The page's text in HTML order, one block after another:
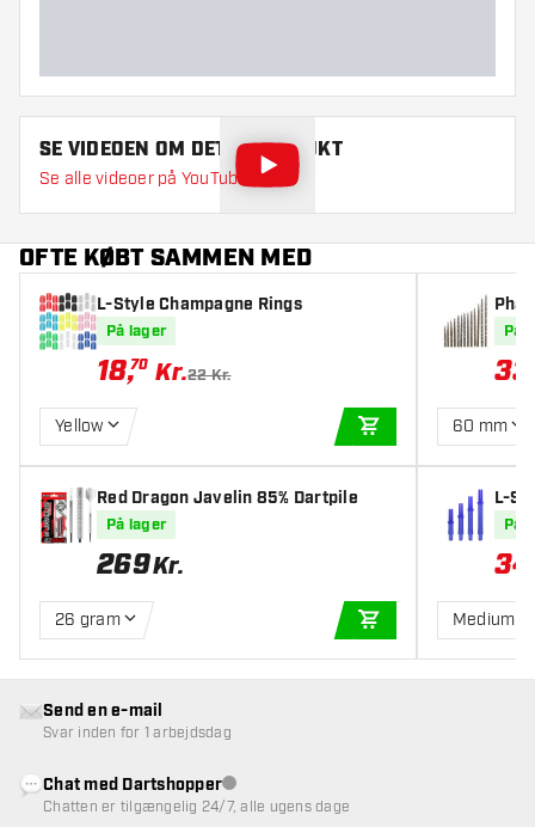
SE VIDEOEN OM DETTE PRODUKT
Se alle videoer på YouTube
OFTE KØBT SAMMEN MED
L-Style Champagne Rings
På lager
18,70 Kr.22 Kr.
Yellow
TILFØJ TIL KURV
Red Dragon Javelin 85% Dartpile
På lager
269Kr.
26 gram
TILFØJ TIL KURV
oints
På
33
60 mm
L-
er
På
34
Medium
Send en e-mail
Svar inden for 1 arbejdsdag
Chat med DartshopperKundeservice ikke tilgængelig
Chatten er tilgængelig 24/7, alle ugens dage